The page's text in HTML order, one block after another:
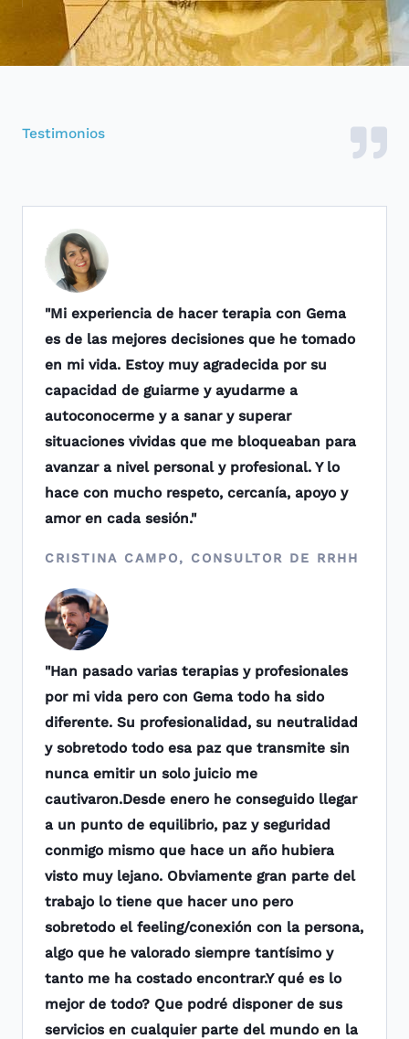
Testimonios
"Mi experiencia de hacer terapia con Gema
es de las mejores decisiones que he tomado
en mi vida. Estoy muy agradecida por su
capacidad de guiarme y ayudarme a
autoconocerme y a sanar y superar
situaciones vividas que me bloqueaban para
avanzar a nivel personal y profesional. Y lo
hace con mucho respeto, cercanía, apoyo y
amor en cada sesión."
CRISTINA CAMPO, CONSULTOR DE RRHH
"Han pasado varias terapias y profesionales
por mi vida pero con Gema todo ha sido
diferente. Su profesionalidad, su neutralidad
y sobretodo todo esa paz que transmite sin
nunca emitir un solo juicio me
cautivaron.Desde enero he conseguido llegar
a un punto de equilibrio, paz y seguridad
conmigo mismo que hace un año hubiera
visto muy lejano. Obviamente gran parte del
trabajo lo tiene que hacer uno pero
sobretodo el feeling/conexión con la persona,
algo que he valorado siempre tantísimo y
tanto me ha costado encontrar.Y qué es lo
mejor de todo? Que podré disponer de sus
servicios en cualquier parte del mundo en la